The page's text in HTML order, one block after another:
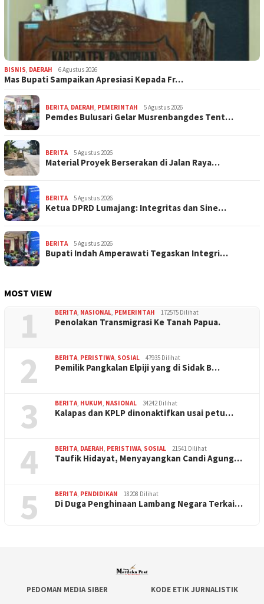
BISNIS, DAERAH 6 Agustus 2026
Mas Bupati Sampaikan Apresiasi Kepada Fr…
BERITA, DAERAH, PEMERINTAH 5 Agustus 2026
Pemdes Bulusari Gelar Musrenbangdes Tent…
BERITA 5 Agustus 2026
Material Proyek Berserakan di Jalan Raya…
BERITA 5 Agustus 2026
Ketua DPRD Lumajang: Integritas dan Sine…
BERITA 5 Agustus 2026
Bupati Indah Amperawati Tegaskan Integri…
MOST VIEW
1 BERITA, NASIONAL, PEMERINTAH 172575 Dilihat
Penolakan Transmigrasi Ke Tanah Papua.
2 BERITA, PERISTIWA, SOSIAL 47935 Dilihat
Pemilik Pangkalan Elpiji yang di Sidak B…
3 BERITA, HUKUM, NASIONAL 34242 Dilihat
Kalapas dan KPLP dinonaktifkan usai petu…
4 BERITA, DAERAH, PERISTIWA, SOSIAL 21541 Dilihat
Taufik Hidayat, Menyayangkan Candi Agung…
5 BERITA, PENDIDIKAN 18208 Dilihat
Di Duga Penghinaan Lambang Negara Terkai…
PEDOMAN MEDIA SIBER
KODE ETIK JURNALISTIK